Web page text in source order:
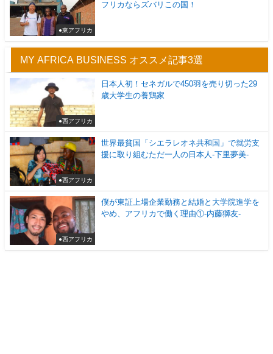
●東アフリカ
フリカならズバリこの国！
MY AFRICA BUSINESS オススメ記事3選
●西アフリカ
日本人初！セネガルで450羽を売り切った29
歳大学生の養鶏家
●西アフリカ
世界最貧国「シエラレオネ共和国」で就労支
援に取り組むただ一人の日本人-下里夢美-
●西アフリカ
僕が東証上場企業勤務と結婚と大学院進学を
やめ、アフリカで働く理由①-内藤獅友-